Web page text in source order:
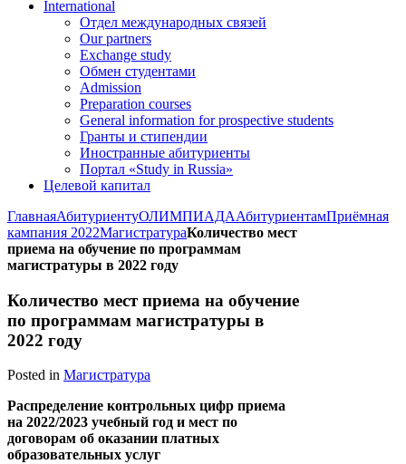
International
Отдел международных связей
Our partners
Exchange study
Обмен студентами
Admission
Preparation courses
General information for prospective students
Гранты и стипендии
Иностранные абитуриенты
Портал «Study in Russia»
Целевой капитал
ГлавнаяАбитуриентуОЛИМПИАДААбитуриентамПриёмная
кампания 2022МагистратураКоличество мест
приема на обучение по программам
магистратуры в 2022 году
Количество мест приема на обучение
по программам магистратуры в
2022 году
Posted in Магистратура
Распределение контрольных цифр приема
на 2022/2023 учебный год и мест по
договорам об оказании платных
образовательных услуг